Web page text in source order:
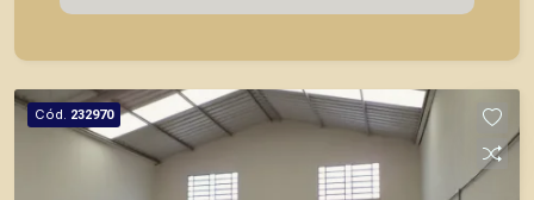
seus clientes com agilidade e segurança, em
Ribeirão Preto.
Cód. 232970